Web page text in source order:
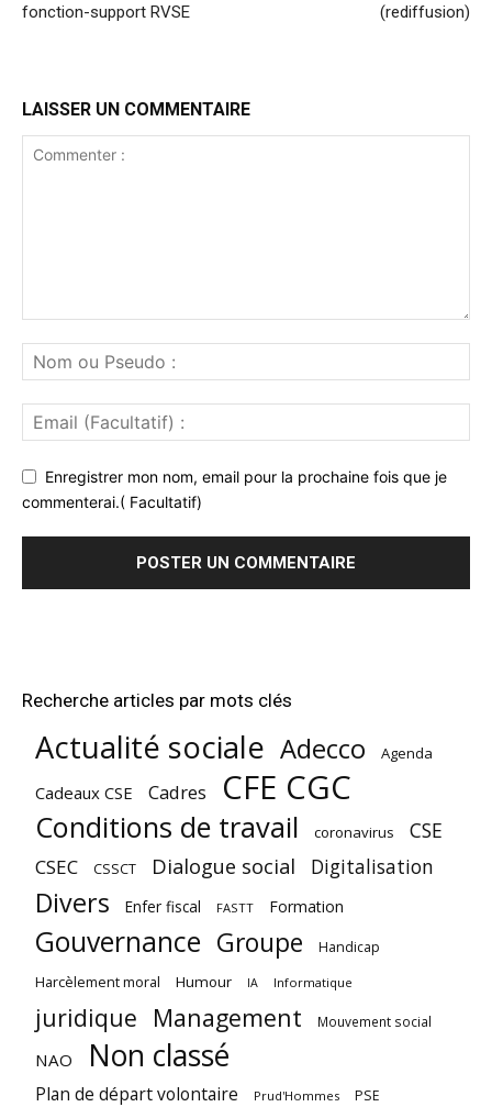
fonction-support RVSE
(rediffusion)
LAISSER UN COMMENTAIRE
Enregistrer mon nom, email pour la prochaine fois que je
commenterai.( Facultatif)
Recherche articles par mots clés
Actualité sociale Adecco Agenda
Cadeaux CSE Cadres CFE CGC
Conditions de travail coronavirus CSE
CSEC CSSCT Dialogue social Digitalisation
Divers Enfer fiscal FASTT Formation
Gouvernance Groupe Handicap
Harcèlement moral Humour IA Informatique
juridique Management Mouvement social
NAO Non classé
Plan de départ volontaire Prud'Hommes PSE